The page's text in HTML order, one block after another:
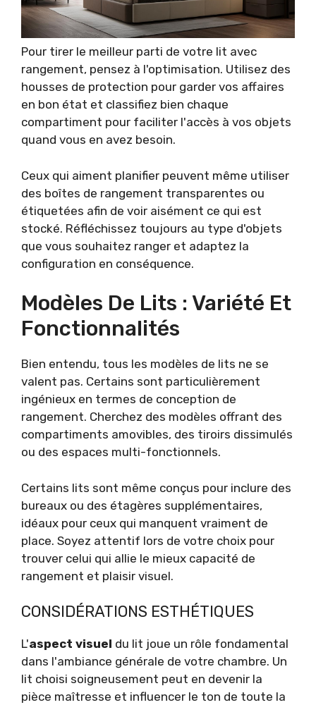
Pour tirer le meilleur parti de votre lit avec
rangement, pensez à l'optimisation. Utilisez des
housses de protection pour garder vos affaires
en bon état et classifiez bien chaque
compartiment pour faciliter l'accès à vos objets
quand vous en avez besoin.
Ceux qui aiment planifier peuvent même utiliser
des boîtes de rangement transparentes ou
étiquetées afin de voir aisément ce qui est
stocké. Réfléchissez toujours au type d'objets
que vous souhaitez ranger et adaptez la
configuration en conséquence.
Modèles De Lits : Variété Et
Fonctionnalités
Bien entendu, tous les modèles de lits ne se
valent pas. Certains sont particulièrement
ingénieux en termes de conception de
rangement. Cherchez des modèles offrant des
compartiments amovibles, des tiroirs dissimulés
ou des espaces multi-fonctionnels.
Certains lits sont même conçus pour inclure des
bureaux ou des étagères supplémentaires,
idéaux pour ceux qui manquent vraiment de
place. Soyez attentif lors de votre choix pour
trouver celui qui allie le mieux capacité de
rangement et plaisir visuel.
CONSIDÉRATIONS ESTHÉTIQUES
L'aspect visuel du lit joue un rôle fondamental
dans l'ambiance générale de votre chambre. Un
lit choisi soigneusement peut en devenir la
pièce maîtresse et influencer le ton de toute la